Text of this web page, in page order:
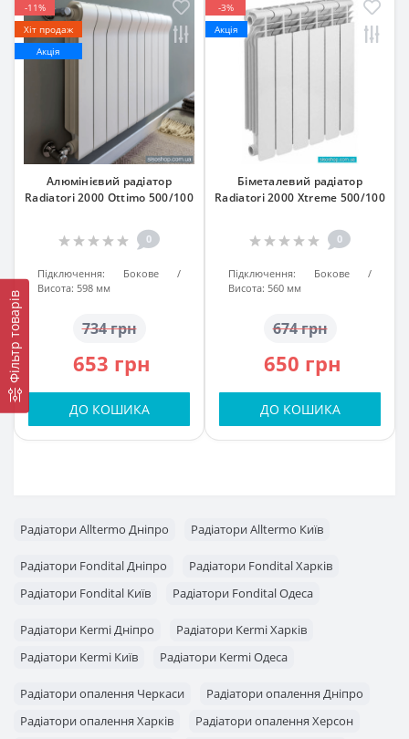
Фільтр товарів
-11%
Хіт продаж
Акція
Алюмінієвий радіатор
Radiatori 2000 Ottimo 500/100
0
Підключення:
Бокове
Висота: 598 мм
734 грн
653 грн
ДО КОШИКА
-3%
Акція
Біметалевий радіатор
Radiatori 2000 Xtreme 500/100
0
Підключення:
Бокове
Висота: 560 мм
674 грн
650 грн
ДО КОШИКА
Радіатори Alltermo Дніпро Радіатори Alltermo Київ
Радіатори Fondital Дніпро
Радіатори Fondital Харків
Радіатори Fondital Київ
Радіатори Fondital Одеса
Радіатори Kermi Дніпро
Радіатори Kermi Харків
Радіатори Kermi Київ
Радіатори Kermi Одеса
Радіатори опалення Черкаси
Радіатори опалення Дніпро
Радіатори опалення Харків
Радіатори опалення Херсон